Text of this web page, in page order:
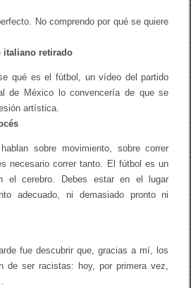
No comprendo por qué se quiere
italiano retirado
qué es el fútbol, un vídeo del partido
de México lo convencería de que se
artística.
sobre movimiento, sobre correr
necesario correr tanto. El fútbol es un
el cerebro. Debes estar en el lugar
adecuado, ni demasiado pronto ni
fue descubrir que, gracias a mí, los
de ser racistas: hoy, por primera vez,